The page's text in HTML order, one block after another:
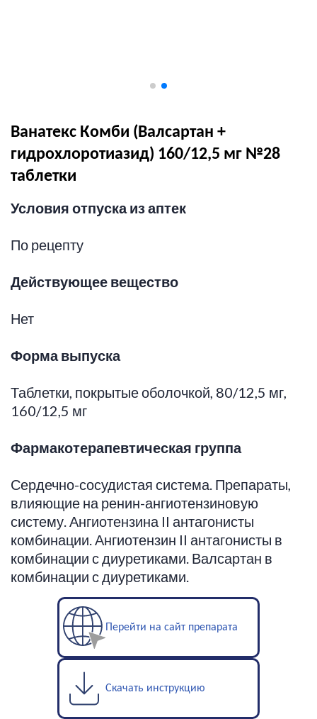
Ванатекс Комби (Валсартан +
гидрохлоротиазид) 160/12,5 мг №28
таблетки
Условия отпуска из аптек
По рецепту
Действующее вещество
Нет
Форма выпуска
Таблетки, покрытые оболочкой, 80/12,5 мг,
160/12,5 мг
Фармакотерапевтическая группа
Сердечно-сосудистая система. Препараты,
влияющие на ренин-ангиотензиновую
систему. Ангиотензина II антагонисты
комбинации. Ангиотензин II антагонисты в
комбинации с диуретиками. Валсартан в
комбинации с диуретиками.
Перейти на сайт препарата
Скачать инструкцию